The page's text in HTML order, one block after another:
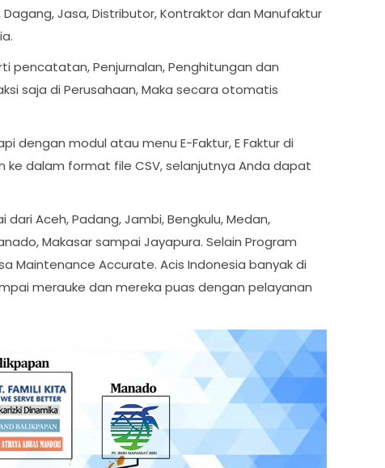
Jasa, Distributor, Kontraktor dan Manufaktur
pencatatan, Penjurnalan, Penghitungan dan
saja di Perusahaan, Maka secara otomatis
dengan modul atau menu E-Faktur, E Faktur di
dalam format file CSV, selanjutnya Anda dapat
Aceh, Padang, Jambi, Bengkulu, Medan,
Makasar sampai Jayapura. Selain Program
Maintenance Accurate. Acis Indonesia banyak di
merauke dan mereka puas dengan pelayanan